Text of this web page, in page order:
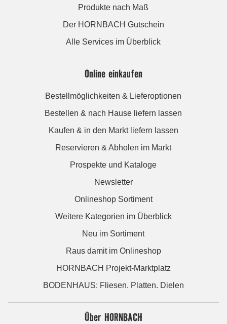
Produkte nach Maß
Der HORNBACH Gutschein
Alle Services im Überblick
Online einkaufen
Bestellmöglichkeiten & Lieferoptionen
Bestellen & nach Hause liefern lassen
Kaufen & in den Markt liefern lassen
Reservieren & Abholen im Markt
Prospekte und Kataloge
Newsletter
Onlineshop Sortiment
Weitere Kategorien im Überblick
Neu im Sortiment
Raus damit im Onlineshop
HORNBACH Projekt-Marktplatz
BODENHAUS: Fliesen. Platten. Dielen
Über HORNBACH